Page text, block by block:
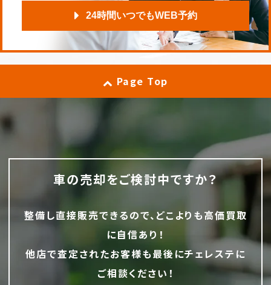
24時間いつでもWEB予約
Page Top
車の売却をご検討中ですか？
整備し直接販売できるので、どこよりも高価買取
に自信あり！
他店で査定されたお客様も最後にチェレステに
ご相談ください！